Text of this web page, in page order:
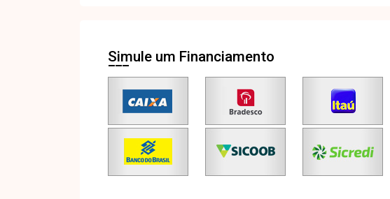
Simule um Financiamento